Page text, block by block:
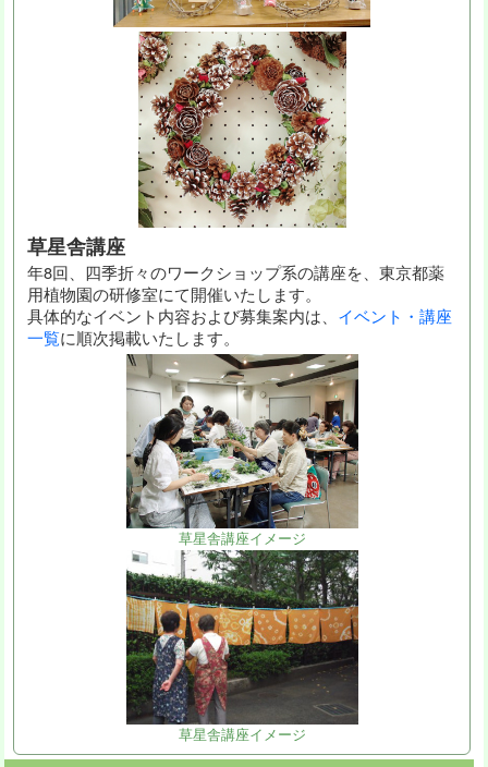
草星舎講座
年8回、四季折々のワークショップ系の講座を、東京都薬
用植物園の研修室にて開催いたします。
具体的なイベント内容および募集案内は、 イベント・講座
一覧に順次掲載いたします。
草星舎講座イメージ
草星舎講座イメージ